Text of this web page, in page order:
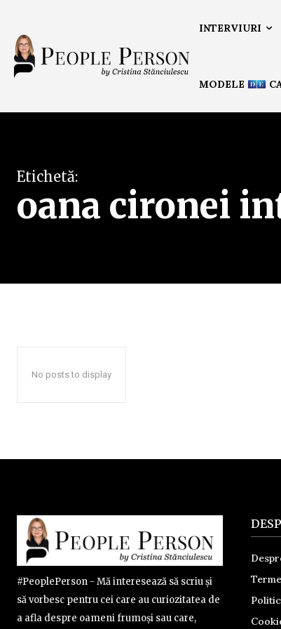
INTERVIURI
MODELE
Etichetă:
oana cironei
No posts to display
#PeoplePerson - Mă interesează să scriu și
să vorbesc pentru cei care au curiozitatea de
a afla despre oameni frumoși sau care,